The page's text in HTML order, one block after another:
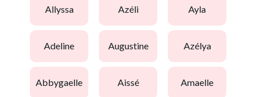
allyssa azéli ayla
adeline augustine azélya
abbygaelle aissé amaelle